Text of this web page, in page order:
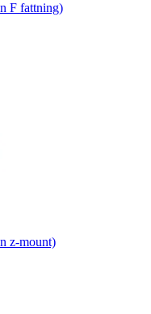
F fattning)
z-mount)